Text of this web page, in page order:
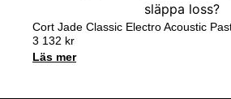
Cort Jade Classic Electro Acoustic
3 132 kr
Läs mer